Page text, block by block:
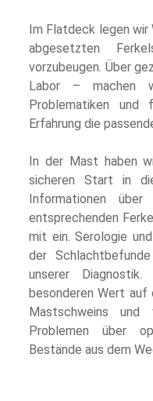
Im Flatdeck legen wir
abgesetzten
vorzubeugen. Über
Labor – machen
Problematiken und
Erfahrung die
In der Mast haben
sicheren Start in
Informationen
entsprechenden
mit ein. Serologie
der
unserer
besonderen Wert auf
Mastschweins und
Problemen über
Bestände aus dem